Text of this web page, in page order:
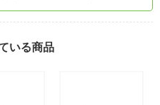
いる商品